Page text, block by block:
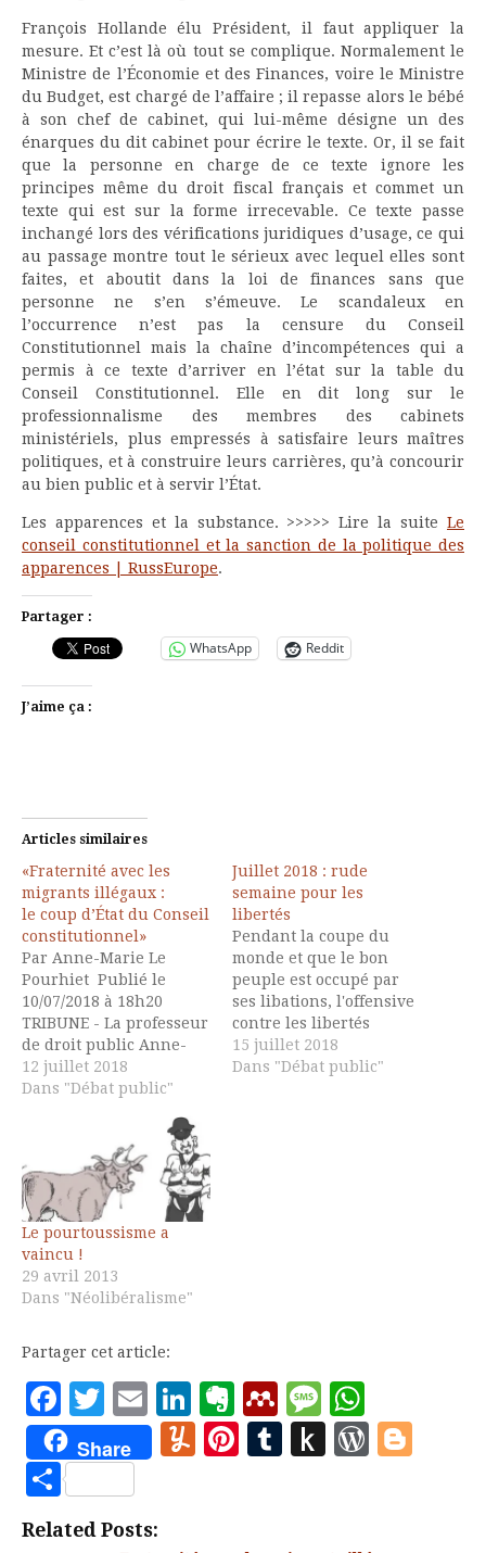
François Hollande élu Président, il faut appliquer la
mesure. Et c’est là où tout se complique. Normalement le
Ministre de l’Économie et des Finances, voire le Ministre
du Budget, est chargé de l’affaire ; il repasse alors le bébé
à son chef de cabinet, qui lui-même désigne un des
énarques du dit cabinet pour écrire le texte. Or, il se fait
que la personne en charge de ce texte ignore les
principes même du droit fiscal français et commet un
texte qui est sur la forme irrecevable. Ce texte passe
inchangé lors des vérifications juridiques d’usage, ce qui
au passage montre tout le sérieux avec lequel elles sont
faites, et aboutit dans la loi de finances sans que
personne ne s’en s’émeuve. Le scandaleux en
l’occurrence n’est pas la censure du Conseil
Constitutionnel mais la chaîne d’incompétences qui a
permis à ce texte d’arriver en l’état sur la table du
Conseil Constitutionnel. Elle en dit long sur le
professionnalisme des membres des cabinets
ministériels, plus empressés à satisfaire leurs maîtres
politiques, et à construire leurs carrières, qu’à concourir
au bien public et à servir l’État.
Les apparences et la substance. >>>>> Lire la suite Le
conseil constitutionnel et la sanction de la politique des
apparences | RussEurope.
Partager :
WhatsApp Reddit
J’aime ça :
Articles similaires
«Fraternité avec les
migrants illégaux :
le coup d’État du Conseil
constitutionnel»
Par Anne-Marie Le
Pourhiet Publié le
10/07/2018 à 18h20
TRIBUNE - La professeur
de droit public Anne-
Marie Le Pourhiet
analyse la décision
au délit de solidarité,
qu'elle juge
irresponsable. L'on se
souvient de la tonalité
messianique de la
campagne présidentielle
de Ségolène Royal en
2007 où la…
12 juillet 2018
Dans "Débat public"
Juillet 2018 : rude
semaine pour les
libertés
Pendant la coupe du
monde et que le bon
peuple est occupé par
ses libations, l'offensive
contre les libertés
publiques va de plus
belle. Il est dans la
15 juillet 2018
Dans "Débat public"
Le pourtoussisme a
vaincu !
29 avril 2013
Dans "Néolibéralisme"
Partager cet article:
Facebook
Twitter
EmailLinkedIn
Evernote
Mendeley
Message
Share Yummly
Pinterest
Tumblr
Push
Partager
Related Posts: